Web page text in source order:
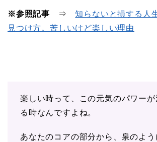
※参照記事 ⇒知らないと損する人
見つけ方。苦しいけど楽しい理由
楽しい時って、この元気のパワーが
る時なんですよね。
あなたのコアの部分から、泉のよ